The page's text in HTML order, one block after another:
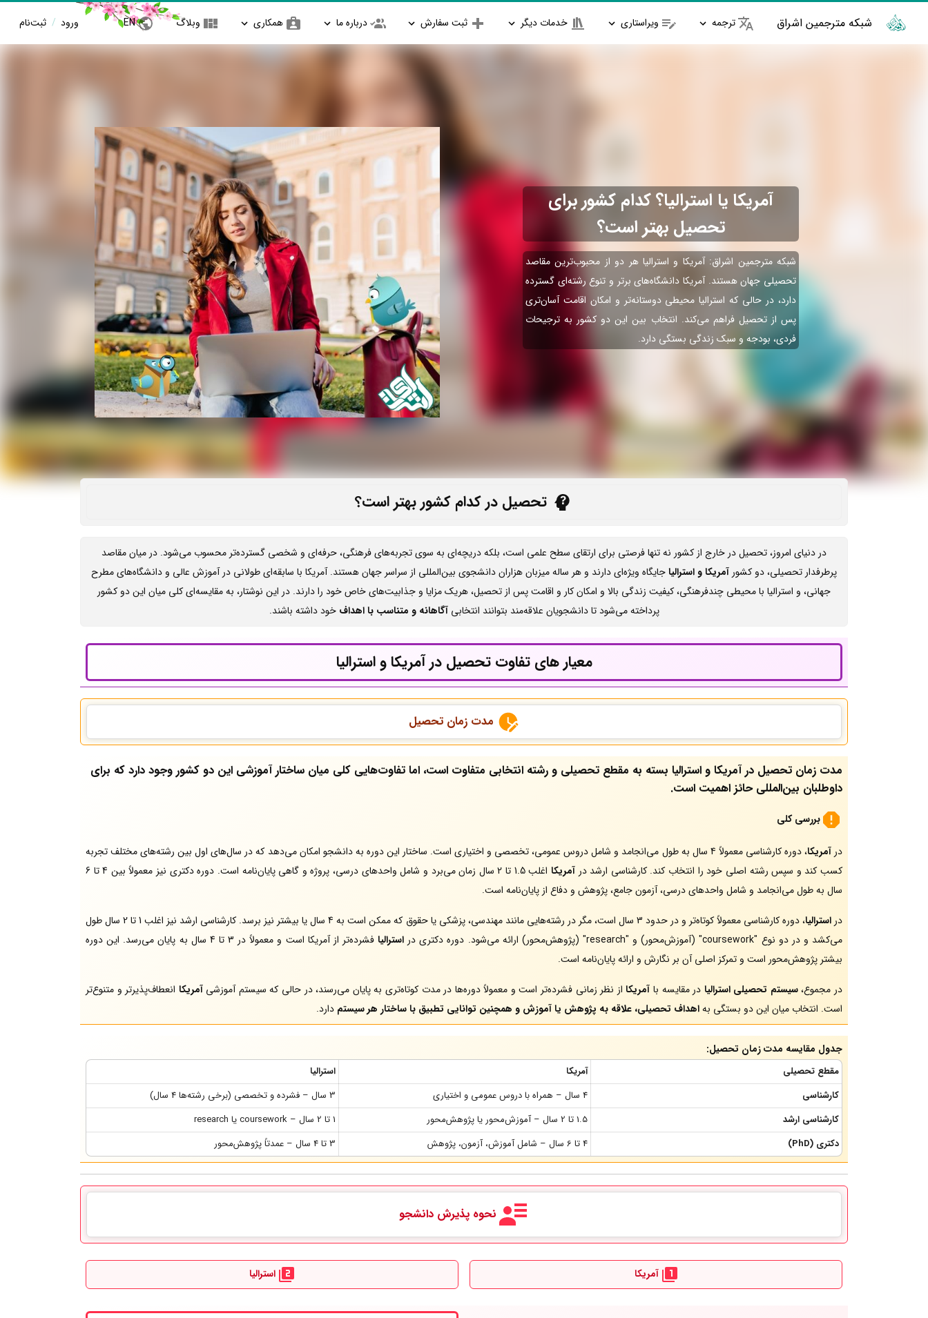
شبکه مترجمین اشراق ترجمه ویراستاری خدمات دیگر ثبت سفارش درباره ما همکاری وبلاگ EN ورود / ثبت‌نام
آمریکا یا استرالیا؟ کدام کشور برای
تحصیل بهتر است؟
شبکه مترجمین اشراق: آمریکا و استرالیا هر دو از محبوب‌ترین مقاصد
تحصیلی جهان هستند. آمریکا دانشگاه‌های برتر و تنوع رشته‌ای گسترده
دارد، در حالی که استرالیا محیطی دوستانه‌تر و امکان اقامت آسان‌تری
پس از تحصیل فراهم می‌کند. انتخاب بین این دو کشور به ترجیحات
فردی، بودجه و سبک زندگی بستگی دارد.
تحصیل در کدام کشور بهتر است؟
در دنیای امروز، تحصیل در خارج از کشور نه تنها فرصتی برای ارتقای سطح علمی است، بلکه دریچه‌ای به سوی تجربه‌های فرهنگی، حرفه‌ای و شخصی گسترده‌تر محسوب می‌شود. در میان مقاصد
پرطرفدار تحصیلی، دو کشور آمریکا و استرالیا جایگاه ویژه‌ای دارند و هر ساله میزبان هزاران دانشجوی بین‌المللی از سراسر جهان هستند. آمریکا با سابقه‌ای طولانی در آموزش عالی و دانشگاه‌های مطرح
جهانی، و استرالیا با محیطی چندفرهنگی، کیفیت زندگی بالا و امکان کار و اقامت پس از تحصیل، هریک مزایا و جذابیت‌های خاص خود را دارند. در این نوشتار، به مقایسه‌ای کلی میان این دو کشور
پرداخته می‌شود تا دانشجویان علاقه‌مند بتوانند انتخابی آگاهانه و متناسب با اهدافخود داشته باشند.
معیار های تفاوت تحصیل در آمریکا و استرالیا
مدت زمان تحصیل
مدت زمان تحصیل در آمریکا و استرالیا بسته به مقطع تحصیلی و رشته انتخابی متفاوت است، اما تفاوت‌هایی کلی میان ساختار آموزشی این دو کشور وجود دارد که برای
داوطلبان بین‌المللی حائز اهمیت است.
بررسی کلی
درآمریکا
، دوره کارشناسی معمولاً 4 سال به طول می‌انجامد و شامل دروس عمومی، تخصصی و اختیاری است. ساختار این دوره به دانشجو امکان می‌دهد که در سال‌های اول بین رشته‌های مختلف تجربه
کسب کند و سپس رشته اصلی خود را انتخاب کند. کارشناسی ارشد درآمریکا
اغلب 1.5 تا 2 سال زمان می‌برد و شامل واحدهای درسی، پروژه و گاهی پایان‌نامه است. دوره دکتری نیز معمولاً بین 4 تا 6
سال به طول می‌انجامد و شامل واحدهای درسی، آزمون جامع، پژوهش و دفاع از پایان‌نامه است.
در استرالیا
، دوره کارشناسی معمولاً کوتاه‌تر و در حدود 3 سال است، مگر در رشته‌هایی مانند مهندسی، پزشکی یا حقوق که ممکن است به 4 سال یا بیشتر نیز برسد. کارشناسی ارشد نیز اغلب 1 تا 2 سال طول
می‌کشد و در دو نوع "coursework" (آموزش‌محور) و "research" (پژوهش‌محور) ارائه می‌شود. دوره دکتری در
استرالیا
فشرده‌تر از آمریکا است و معمولاً در 3 تا 4 سال به پایان می‌رسد. این دوره
بیشتر پژوهش‌محور است و تمرکز اصلی آن بر نگارش و ارائه پایان‌نامه است.
در مجموع،سیستم تحصیلی استرالیا در مقایسه با آمریکااز نظر زمانی فشرده‌تر است و معمولاً دوره‌ها در مدت کوتاه‌تری به پایان می‌رسند، در حالی که سیستم آموزشیآمریکا انعطاف‌پذیرتر و متنوع‌تر
است. انتخاب میان این دو بستگی بهاهداف تحصیلی، علاقه به پژوهش یا آموزش و همچنین توانایی تطبیق با ساختار هر سیستم دارد.
جدول مقایسه مدت زمان تحصیل:
مقطع تحصیلی آمریکا
استرالیا
کارشناسی
4 سال – همراه با دروس عمومی و اختیاری
3 سال – فشرده و تخصصی (برخی رشته‌ها 4 سال)
کارشناسی ارشد
1.5 تا 2 سال – آموزش‌محور یا پژوهش‌محور
1 تا 2 سال – coursework یا research
دکتری (PhD)
4 تا 6 سال – شامل آموزش، آزمون، پژوهش 3 تا 4 سال – عمدتاً پژوهش‌محور
نحوه پذیرش دانشجو
آمریکا استرالیا